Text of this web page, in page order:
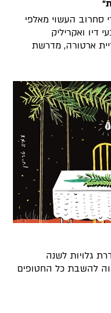
סחרוב העשוי מאלפי
ארטורה, מדרשת
גלויות לשנה
להשבת כל החטופים